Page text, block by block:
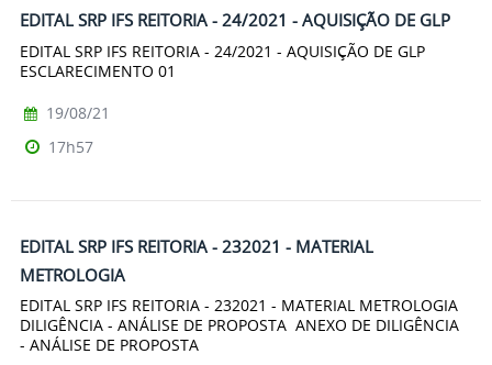
EDITAL SRP IFS REITORIA - 24/2021 - AQUISIÇÃO DE GLP
EDITAL SRP IFS REITORIA - 24/2021 - AQUISIÇÃO DE GLP
ESCLARECIMENTO 01
19/08/21
17h57
EDITAL SRP IFS REITORIA - 232021 - MATERIAL
METROLOGIA
EDITAL SRP IFS REITORIA - 232021 - MATERIAL METROLOGIA
DILIGÊNCIA - ANÁLISE DE PROPOSTA ANEXO DE DILIGÊNCIA
- ANÁLISE DE PROPOSTA